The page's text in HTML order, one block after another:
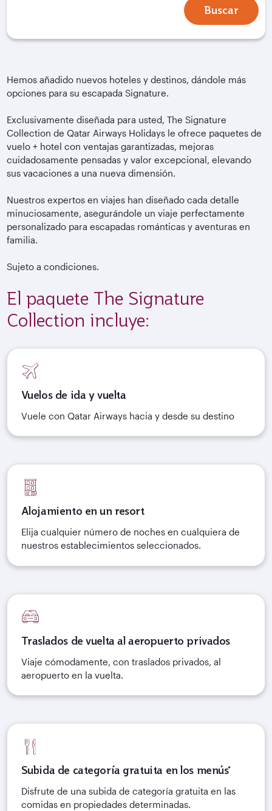
Buscar
Hemos añadido nuevos hoteles y destinos, dándole más
opciones para su escapada Signature.
Exclusivamente diseñada para usted, The Signature
Collection de Qatar Airways Holidays le ofrece paquetes de
vuelo + hotel con ventajas garantizadas, mejoras
cuidadosamente pensadas y valor excepcional, elevando
sus vacaciones a una nueva dimensión.
Nuestros expertos en viajes han diseñado cada detalle
minuciosamente, asegurándole un viaje perfectamente
personalizado para escapadas románticas y aventuras en
familia.
Sujeto a condiciones.
El paquete The Signature
Collection incluye:
Vuelos de ida y vuelta
Vuele con Qatar Airways hacia y desde su destino
Alojamiento en un resort
Elija cualquier número de noches en cualquiera de
nuestros establecimientos seleccionados.
Traslados de vuelta al aeropuerto privados
Viaje cómodamente, con traslados privados, al
aeropuerto en la vuelta.
Subida de categoría gratuita en los menús*
Disfrute de una subida de categoría gratuita en las
comidas en propiedades determinadas.